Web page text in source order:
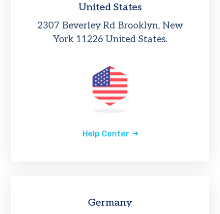
United States
2307 Beverley Rd Brooklyn, New
York 11226 United States.
Help Center
Germany